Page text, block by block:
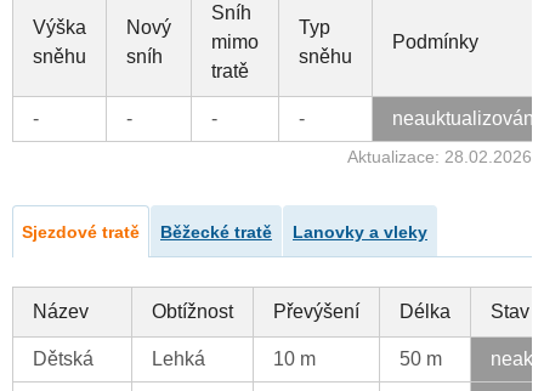
Výška
sněhu
Nový
sníh
Sníh
mimo
tratě
Typ
sněhu
Podmínky
- - - - neauktualizováno
Aktualizace: 28.02.2026
Sjezdové tratě Běžecké tratě Lanovky a vleky
Název Obtížnost Převýšení Délka Stav
Dětská Lehká 10 m 50 m